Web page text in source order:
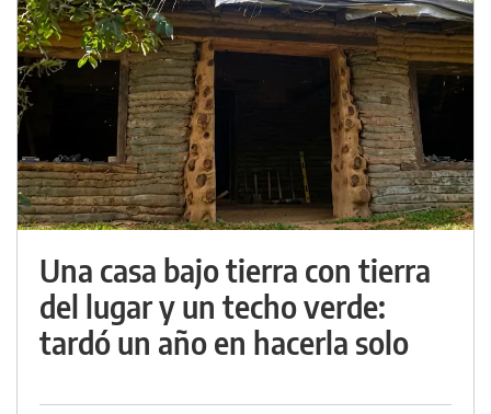
Una casa bajo tierra con tierra
del lugar y un techo verde:
tardó un año en hacerla solo